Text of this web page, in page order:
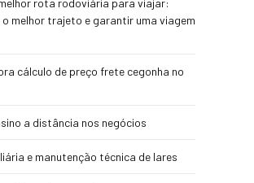
rota rodoviária para viajar:
melhor trajeto e garantir uma viagem
cálculo de preço frete cegonha no
a distância nos negócios
e manutenção técnica de lares